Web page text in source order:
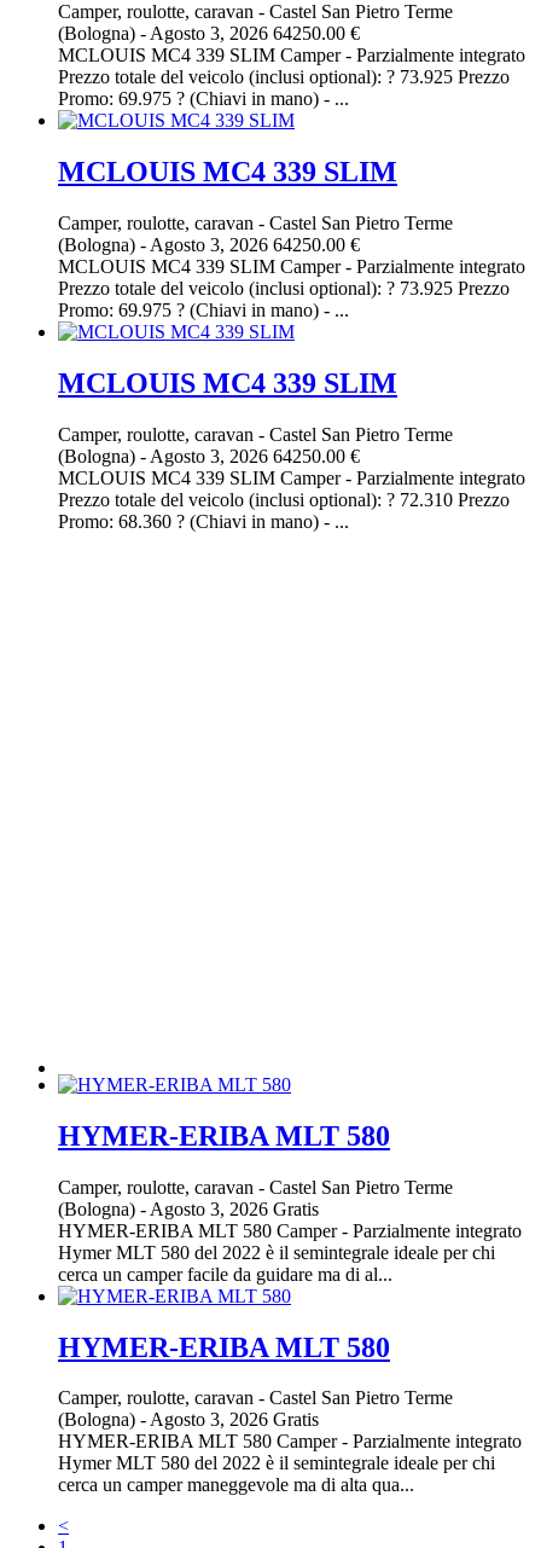
Camper, roulotte, caravan - Castel San Pietro Terme
(Bologna) - Agosto 3, 2026 64250.00 €
MCLOUIS MC4 339 SLIM Camper - Parzialmente integrato
Prezzo totale del veicolo (inclusi optional): ? 73.925 Prezzo
Promo: 69.975 ? (Chiavi in mano) - ...
MCLOUIS MC4 339 SLIM
Camper, roulotte, caravan - Castel San Pietro Terme
(Bologna) - Agosto 3, 2026 64250.00 €
MCLOUIS MC4 339 SLIM Camper - Parzialmente integrato
Prezzo totale del veicolo (inclusi optional): ? 73.925 Prezzo
Promo: 69.975 ? (Chiavi in mano) - ...
MCLOUIS MC4 339 SLIM
Camper, roulotte, caravan - Castel San Pietro Terme
(Bologna) - Agosto 3, 2026 64250.00 €
MCLOUIS MC4 339 SLIM Camper - Parzialmente integrato
Prezzo totale del veicolo (inclusi optional): ? 72.310 Prezzo
Promo: 68.360 ? (Chiavi in mano) - ...
HYMER-ERIBA MLT 580
Camper, roulotte, caravan - Castel San Pietro Terme
(Bologna) - Agosto 3, 2026 Gratis
HYMER-ERIBA MLT 580 Camper - Parzialmente integrato
Hymer MLT 580 del 2022 è il semintegrale ideale per chi
cerca un camper facile da guidare ma di al...
HYMER-ERIBA MLT 580
Camper, roulotte, caravan - Castel San Pietro Terme
(Bologna) -Agosto 3, 2026 Gratis
HYMER-ERIBA MLT 580 Camper - Parzialmente integrato
Hymer MLT 580 del 2022 è il semintegrale ideale per chi
cerca un camper maneggevole ma di alta qua...
<